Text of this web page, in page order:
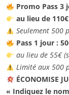
Promo Pass 3
au lieu de
Seulement 500
Pass 1 jour :
au lieu de 55€
Limité aux 500
ÉCONOMISE
« Indiquez le